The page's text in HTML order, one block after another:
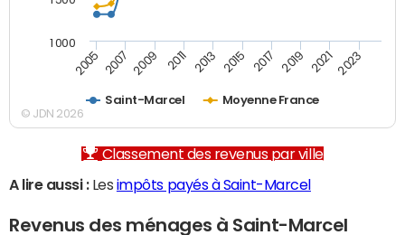
Saint-Marcel Moyenne France
2005 2007 2009 2011 2013 2015 2017 2019 2021 2023
1 000
© JDN 2026
Classement des revenus par ville
A lire aussi :Les impôts payés à Saint-Marcel
Revenus des ménages à Saint-Marcel